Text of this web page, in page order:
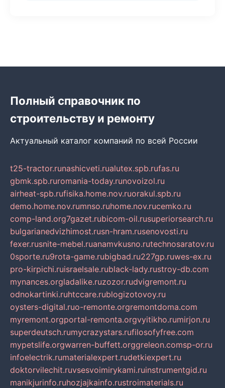
Полный справочник по
строительству и ремонту
Актуальный каталог компаний по всей России
t25-tractor.runashicveti.rualutex.spb.rufas.ru
gbmk.spb.ruromania-today.runovoizol.ru
airheat-spb.rufisika.home.nov.ruorakul.spb.ru
demo.home.nov.rumnso.ruhome.nov.rucemko.ru
comp-land.org7gazet.rubicom-oil.rusuperiorsearch.ru
bulgarianedvizhimost.rusn-hram.rusenovosti.ru
fexer.rusnite-mebel.ruanamvkusno.rutechnosaratov.ru
0sporte.ru9rota-game.rubigbad.ru227gp.ruwes-ex.ru
pro-kirpichi.ruisraelsale.rublack-lady.rustroy-db.com
mynances.orgladalike.ruzozor.rudvigremont.ru
odnokartinki.ruhtccare.rublogizotovoy.ru
oysters-digital.ruo-remonte.orgremontdoma.com
myremont.orgportal-remonta.orgvyitikho.rumirjon.ru
superdeutsch.rumycrazystars.rufilosofyfree.com
mypetslife.orgwarren-buffett.orggreleon.comsp-or.ru
infoelectrik.rumaterialexpert.rudetkiexpert.ru
doktorvilechit.ruvsesvoimirykami.ruinstrumentgid.ru
manikjurinfo.ruhozjajkainfo.rustroimaterials.ru